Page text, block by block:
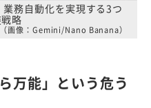
務自動化を実現する3つ
略
（画像：Gemini/Nano Banana）
万能」という危う